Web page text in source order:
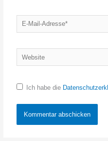
E-
Mail-
Website
Ich habe die